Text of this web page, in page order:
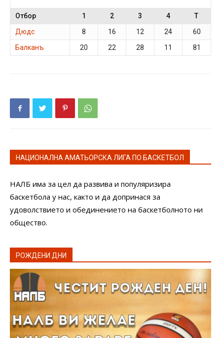
Отбор 1 2 3 4
T
Дюдс
8 16 12 24
60
Балканъ
20 22 28 11 81
НАЦИОНАЛНА АМАТЬОРСКА ЛИГА ПО БАСКЕТБОЛ
НАЛБ има за цел да развива и популяризира
баскетбола у нас, както и да допринася за
удоволствието и обединението на баскетболното ни
общество.
РОЖДЕНИ ДНИ